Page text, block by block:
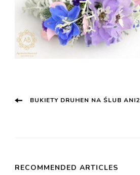
Post
BUKIETY DRUHEN NA ŚLUB ANI2
RECOMMENDED ARTICLES